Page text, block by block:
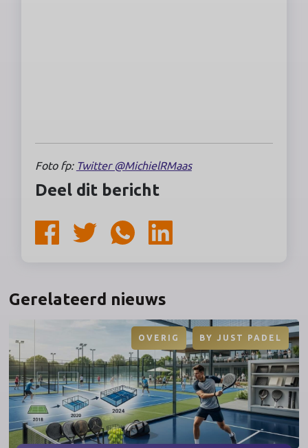
Foto fp: Twitter @MichielRMaas
Deel dit bericht
Gerelateerd nieuws
OVERIG BY JUST PADEL